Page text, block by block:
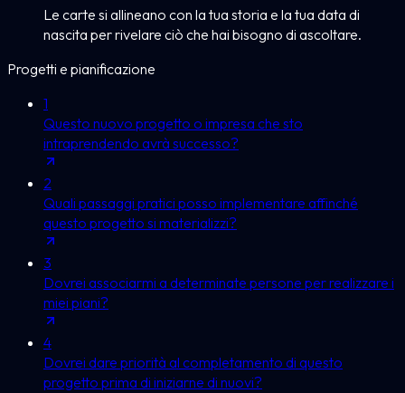
Le carte si allineano con la tua storia e la tua data di
nascita per rivelare ciò che hai bisogno di ascoltare.
Progetti e pianificazione
1
Questo nuovo progetto o impresa che sto
intraprendendo avrà successo?
2
Quali passaggi pratici posso implementare affinché
questo progetto si materializzi?
3
Dovrei associarmi a determinate persone per realizzare i
miei piani?
4
Dovrei dare priorità al completamento di questo
progetto prima di iniziarne di nuovi?